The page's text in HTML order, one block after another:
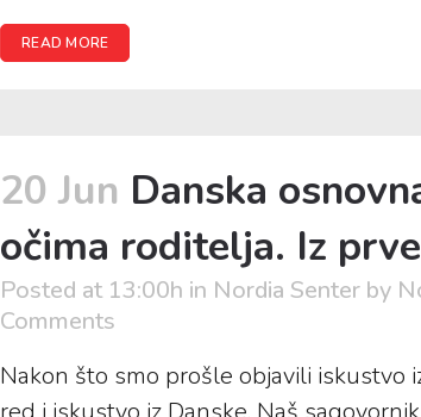
READ MORE
20 Jun Danska
očima roditelja. Iz
Posted at 13:00h in Nordia Senter by
Comments
Nakon što smo prošle objavili iskustvo